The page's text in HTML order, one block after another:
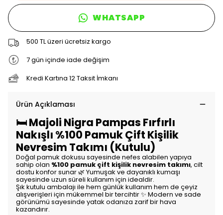
WHATSAPP
500 TL üzeri ücretsiz kargo
7 gün içinde iade değişim
Kredi Kartına 12 Taksit İmkanı
Ürün Açıklaması
🛏️ Majoli Nigra Pampas Fırfırlı
Nakışlı %100 Pamuk Çift Kişilik
Nevresim Takımı (Kutulu)
Doğal pamuk dokusu sayesinde nefes alabilen yapıya
sahip olan %100 pamuk çift kişilik nevresim takımı, cilt
dostu konfor sunar 🌿 Yumuşak ve dayanıklı kumaşı
sayesinde uzun süreli kullanım için idealdir.
Şık kutulu ambalajı ile hem günlük kullanım hem de çeyiz
alışverişleri için mükemmel bir tercihtir ✨ Modern ve sade
görünümü sayesinde yatak odanıza zarif bir hava
kazandırır.